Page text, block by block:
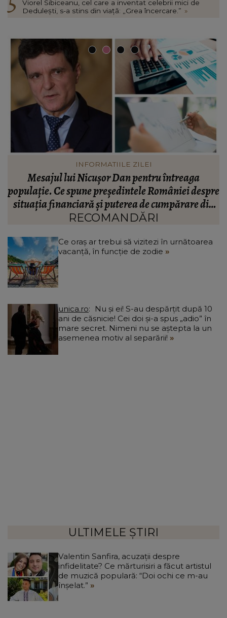
Viorel Sibiceanu, cel care a inventat celebrii mici de
Dedulești, s-a stins din viață: „Grea încercare.” »
VEDETE
Valentin Sanfira, acuzații despre infidelitate? Ce
mărturisiri a făcut artistul de muzică populară:
“Doi ochi ce m-au înșelat.”
RECOMANDĂRI
Ce oraș ar trebui să vizitezi în urnătoarea
vacanță, în funcție de zodie
unica.ro
ani de căsnicie! Cei doi și-a spus „adio” în
mare secret. Nimeni nu se aștepta la un
asemenea motiv al separării!
ULTIMELE ȘTIRI
Valentin Sanfira, acuzații despre
infidelitate? Ce mărturisiri a făcut artistul
de muzică populară: “Doi ochi ce m-au
înșelat.”